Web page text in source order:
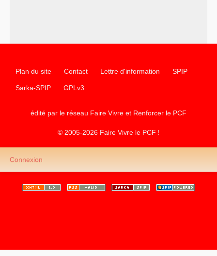
Plan du site Contact Lettre d'information SPIP
Sarka-SPIP GPLv3
édité par le réseau Faire Vivre et Renforcer le PCF
© 2005-2026 Faire Vivre le PCF !
Connexion